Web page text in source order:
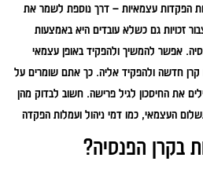
הפקדות עצמאיות – דרך נוספת לשמר את
זכויות גם כשלא עובדים היא באמצעות
אפשר להמשיך ולהפקיד באופן עצמאי
קרן חדשה ולהפקיד אליה. כך אתם שומרים על
את החיסכון לגיל פרישה. חשוב לבדוק מהן
העצמאי, כמו דמי ניהול ועמלות הפקדה
בקרן הפנסיה?